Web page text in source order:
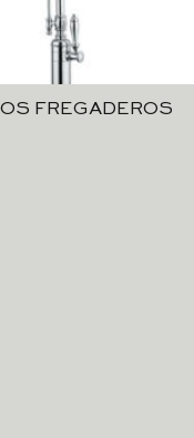
FREGADEROS